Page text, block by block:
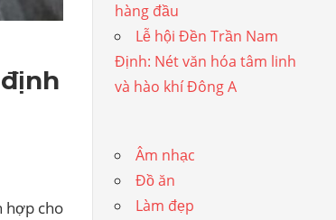
hợp cho
hàng đầu
Lễ hội Đền Trần Nam
Định: Nét văn hóa tâm linh
và hào khí Đông A
Âm nhạc
Đồ ăn
Làm đẹp